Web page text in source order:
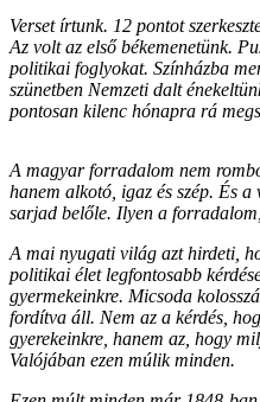
Verset írtunk. 12 pontot
Az volt az első békemenetünk.
politikai foglyokat. Színházba
szünetben Nemzeti dalt
pontosan kilenc hónapra rá
A magyar forradalom nem
hanem alkotó, igaz és szép. És
sarjad belőle. Ilyen a
A mai nyugati világ azt hirdeti,
politikai élet legfontosabb
gyermekeinkre. Micsoda
fordítva áll. Nem az a kérdés,
gyerekeinkre, hanem az, hogy
Valójában ezen múlik minden.